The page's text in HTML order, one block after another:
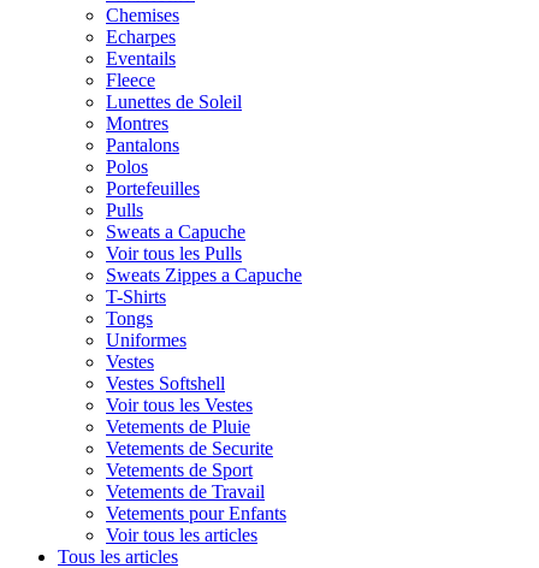
Chemises
Echarpes
Eventails
Fleece
Lunettes de Soleil
Montres
Pantalons
Polos
Portefeuilles
Pulls
Sweats a Capuche
Voir tous les Pulls
Sweats Zippes a Capuche
T-Shirts
Tongs
Uniformes
Vestes
Vestes Softshell
Voir tous les Vestes
Vetements de Pluie
Vetements de Securite
Vetements de Sport
Vetements de Travail
Vetements pour Enfants
Voir tous les articles
Tous les articles